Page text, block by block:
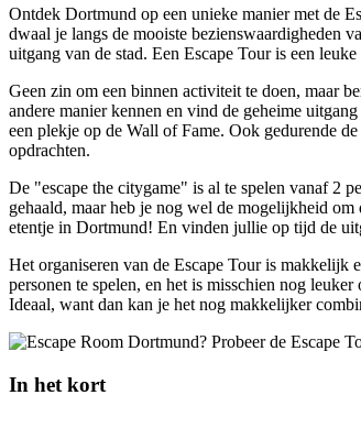
Ontdek Dortmund op een unieke manier met de
dwaal je langs de mooiste bezienswaardigheden
uitgang van de stad. Een Escape Tour is een
Geen zin om een binnen activiteit te doen, maar
andere manier kennen en vind de geheime
een plekje op de Wall of Fame. Ook gedurende
opdrachten.
De "escape the citygame" is al te spelen vanaf 2
gehaald, maar heb je nog wel de mogelijkheid
etentje in Dortmund! En vinden jullie op tijd de
Het organiseren van de Escape Tour is
personen te spelen, en het is misschien nog
Ideaal, want dan kan je het nog makkelijker
In het kort